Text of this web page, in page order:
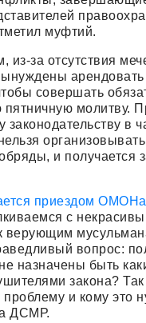
муфтий.
из-за отсутствия
арендовать
совершать
пятничную молитву.
законодательству в
организовывать
и получается
приездом ОМОНа
с
верующим
вопрос:
назначены быть
закона? Так
проблему и кому это
ДСМР.